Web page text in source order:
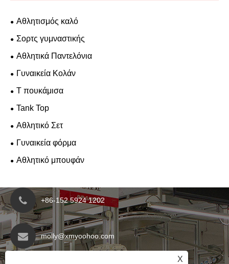
Αθλητισμός καλό
Σορτς γυμναστικής
Αθλητικά Παντελόνια
Γυναικεία Κολάν
T πουκάμισα
Tank Top
Αθλητικό Σετ
Γυναικεία φόρμα
Αθλητικό μπουφάν
+86-152 5924 1202
molly@xmyoohoo.com
X